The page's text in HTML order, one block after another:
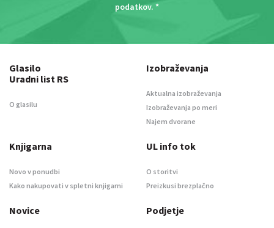
podatkov. *
Glasilo
Uradni list RS
O glasilu
Izobraževanja
Aktualna izobraževanja
Izobraževanja po meri
Najem dvorane
Knjigarna
Novo v ponudbi
Kako nakupovati v spletni knjigarni
UL info tok
O storitvi
Preizkusi brezplačno
Novice Podjetje